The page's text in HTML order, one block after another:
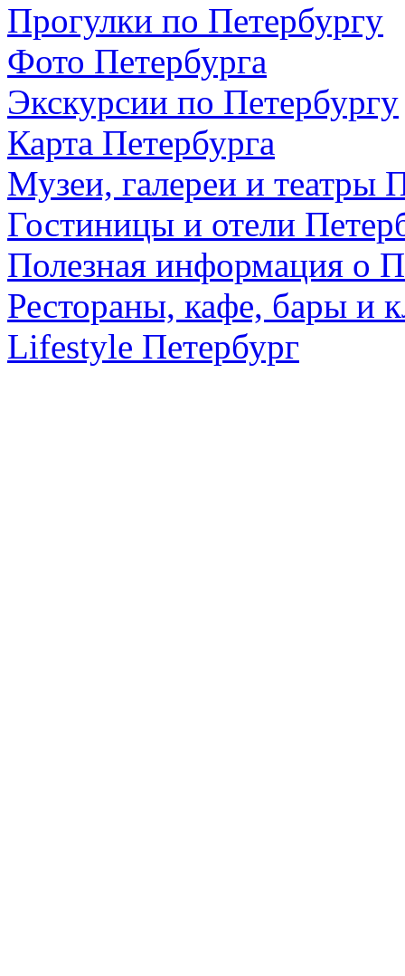
Прогулки по Петербургу
Фото Петербурга
Экскурсии по Петербургу
Карта Петербурга
Музеи, галереи и театры
Гостиницы и отели
Полезная информация о
Рестораны, кафе, бары и
Lifestyle Петербург